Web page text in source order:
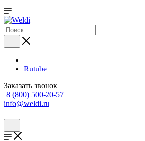
Rutube
Заказать звонок
8 (800) 500-20-57
info@weldi.ru